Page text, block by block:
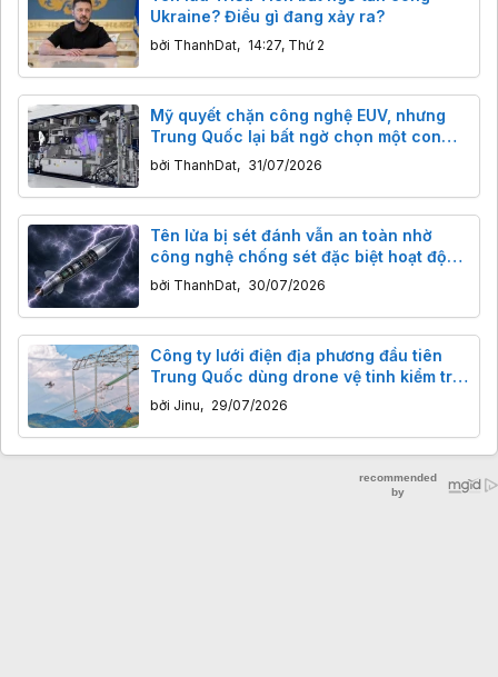
Ukraine? Điều gì đang xảy ra?
bởi ThanhDat, 14:27, Thứ 2
Mỹ quyết chặn công nghệ EUV, nhưng
Trung Quốc lại bất ngờ chọn một con
đường khác để phát triển chip tiên tiến
bởi ThanhDat, 31/07/2026
Tên lửa bị sét đánh vẫn an toàn nhờ
công nghệ chống sét đặc biệt hoạt động
ra sao?
bởi ThanhDat, 30/07/2026
Công ty lưới điện địa phương đầu tiên
Trung Quốc dùng drone vệ tinh kiểm tra
đường dây điện vùng núi sâu, tiết kiệm
thời gian kỷ lục
bởi Jinu, 29/07/2026